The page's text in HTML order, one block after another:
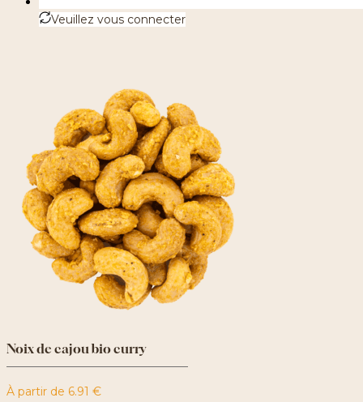
Veuillez vous connecter
Noix de cajou bio curry
À partir de 6.91 €